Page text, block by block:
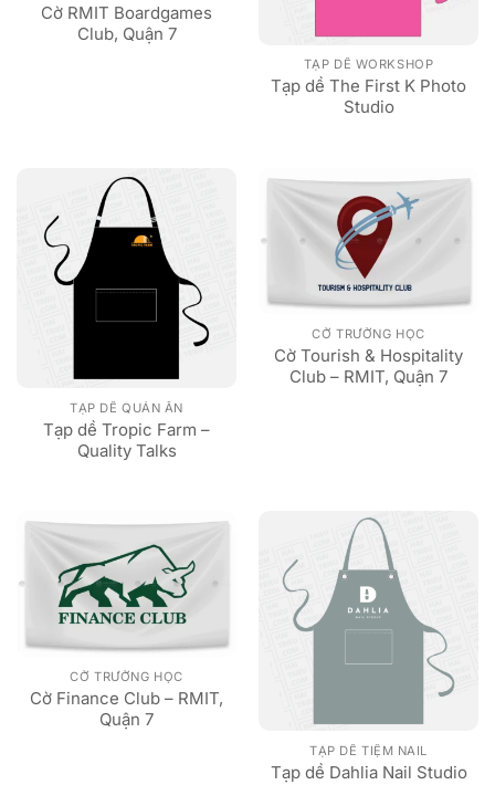
Cờ RMIT Boardgames
Club, Quận 7
TẠP DỀ WORKSHOP
Tạp dề The First K Photo
Studio
TẠP DỀ QUÁN ĂN
Tạp dề Tropic Farm –
Quality Talks
CỜ TRƯỜNG HỌC
Cờ Tourish & Hospitality
Club – RMIT, Quận 7
CỜ TRƯỜNG HỌC
Cờ Finance Club – RMIT,
Quận 7
TẠP DỀ TIỆM NAIL
Tạp dề Dahlia Nail Studio